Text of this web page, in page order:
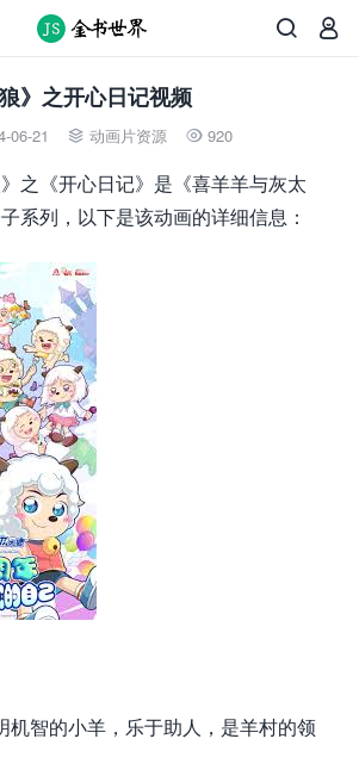


》之开心日记视频
06-21  动画片资源  920
之《开心日记》是《喜羊羊与灰太
系列，以下是该动画的详细信息：
机智的小羊，乐于助人，是羊村的领